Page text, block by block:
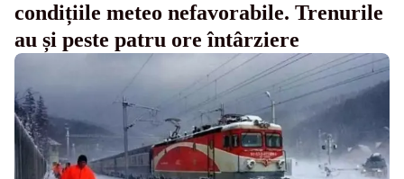
condițiile meteo nefavorabile. Trenurile
au și peste patru ore întârziere